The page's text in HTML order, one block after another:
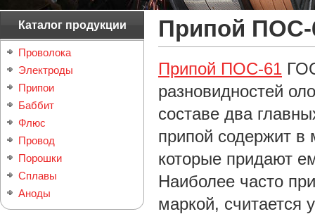
Каталог продукции
Проволока
Электроды
Припои
Баббит
Флюс
Провод
Порошки
Сплавы
Аноды
Припой ПОС-
Припой ПОС-61
разновидностей
составе два
припой содержит в
которые придают
Наиболее часто
маркой, считается